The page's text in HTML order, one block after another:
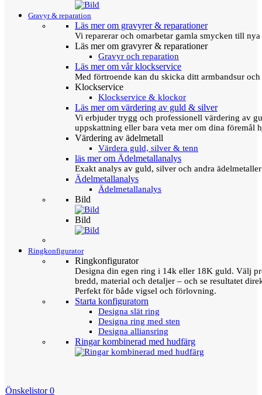
Gravyr & reparation
Läs mer om gravyrer & reparationer
Vi reparerar och omarbetar gamla smycken till
Läs mer om gravyrer & reparationer
Gravyr och reparation
Läs mer om vår klockservice
Med förtroende kan du skicka ditt armbandsur
Klockservice
Klockservice & klockor
Läs mer om värdering av guld & silver
Vi erbjuder trygg och professionell värdering av
uppskattning eller bara veta mer om dina föremål
Värdering av ädelmetall
Värdera guld, silver & tenn
läs mer om Ädelmetallanalys
Exakt analys av guld, silver och andra
Ädelmetallanalys
Ädelmetallanalys
Bild
Bild
Ringkonfigurator
Ringkonfigurator
Designa din egen ring i 14k eller 18K guld. Välj
bredd, material och detaljer – och se resultatet
Perfekt för både vigsel och förlovning.
Starta konfiguratorn
Designa slät ring
Designa ring med sten
Designa alliansring
Ringar kombinerad med hudfärg
Önskelistor 0